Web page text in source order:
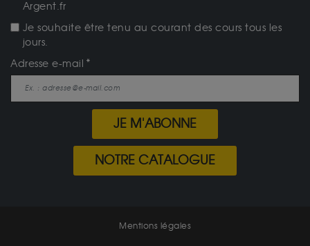
Argent.fr
Je souhaite être tenu au courant des cours tous les
jours.
Adresse e-mail
JE M'ABONNE
NOTRE CATALOGUE
Mentions légales